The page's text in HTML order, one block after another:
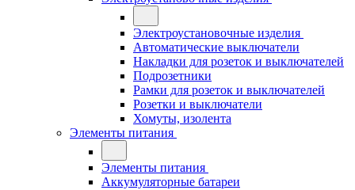
Электроустановочные изделия
Автоматические выключатели
Накладки для розеток и выключателей
Подрозетники
Рамки для розеток и выключателей
Розетки и выключатели
Хомуты, изолента
Элементы питания
Элементы питания
Аккумуляторные батареи